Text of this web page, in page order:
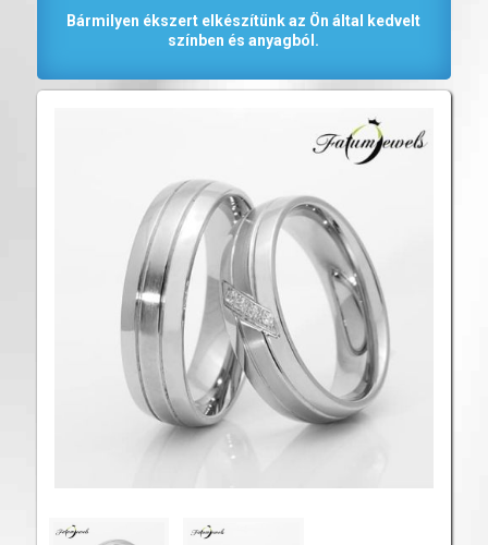
Bármilyen ékszert elkészítünk az Ön által kedvelt
színben és anyagból.